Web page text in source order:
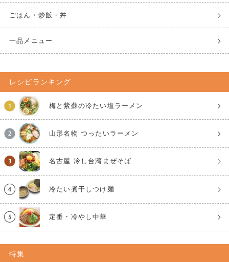
ごはん・炒飯・丼
一品メニュー
レシピランキング
梅と紫蘇の冷たい塩ラーメン
山形名物 つったいラーメン
名古屋 冷し台湾まぜそば
冷たい煮干しつけ麺
定番・冷やし中華
特集